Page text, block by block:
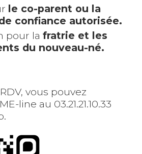
le co-parent ou la
confiance autorisée.
pour lafratrie et les
du nouveau-né.
vous pouvez
line au 03.21.21.10.33